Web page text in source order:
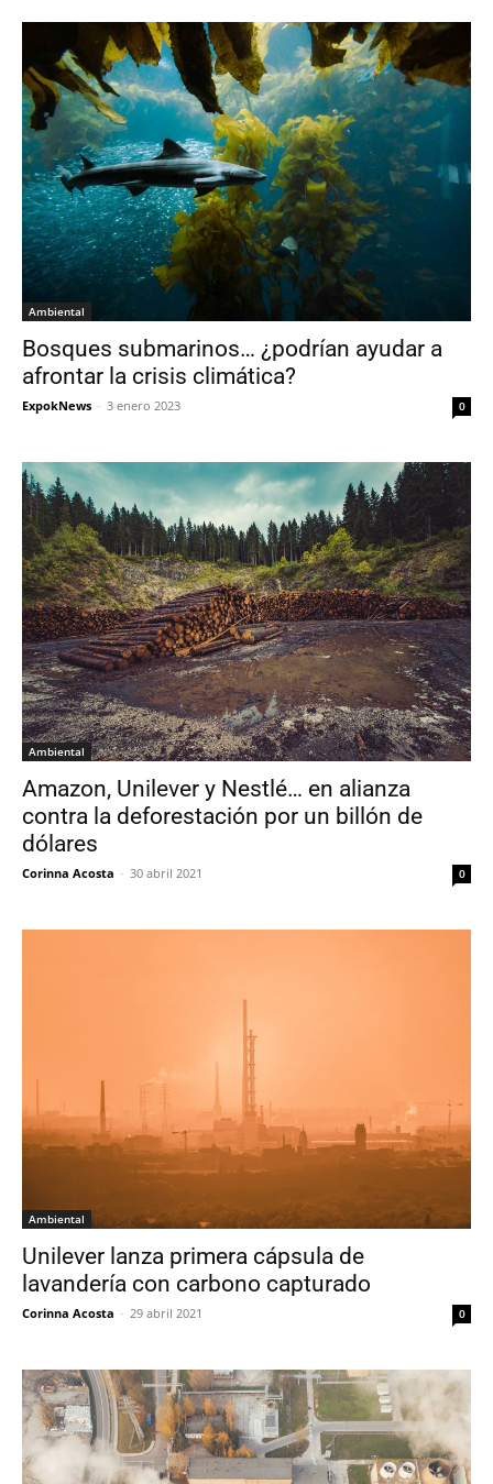
Ambiental
Bosques submarinos… ¿podrían ayudar a
afrontar la crisis climática?
ExpokNews - 3 enero 2023 0
Ambiental
Amazon, Unilever y Nestlé… en alianza
contra la deforestación por un billón de
dólares
Corinna Acosta - 30 abril 2021 0
Ambiental
Unilever lanza primera cápsula de
lavandería con carbono capturado
Corinna Acosta - 29 abril 2021 0